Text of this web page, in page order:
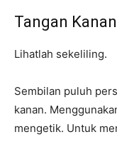
Tangan
Lihatlah sekeliling.
Sembilan puluh
kanan.
mengetik. Untuk